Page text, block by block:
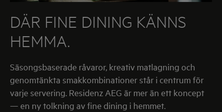
DÄR FINE DINING KÄNNS
HEMMA.
Säsongsbaserade råvaror, kreativ matlagning och
genomtänkta smakkombinationer står i centrum för
varje servering. Residenz AEG är mer än ett koncept
— en ny tolkning av fine dining i hemmet.